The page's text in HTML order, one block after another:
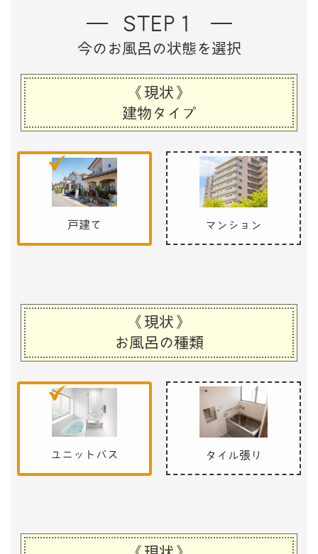
STEP１
今のお風呂の状態を選択
《現状》
建物タイプ
戸建て マンション
《現状》
お風呂の種類
ユニットバス タイル張り